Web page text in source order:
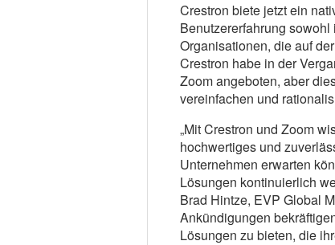
Crestron biete jetzt ein
Benutzererfahrung
Organisationen, die auf
Crestron habe in der
Zoom angeboten, aber
vereinfachen und
„Mit Crestron und Zoom
hochwertiges und
Unternehmen erwarten
Lösungen kontinuierlich
Brad Hintze, EVP Global
Ankündigungen
Lösungen zu bieten, die